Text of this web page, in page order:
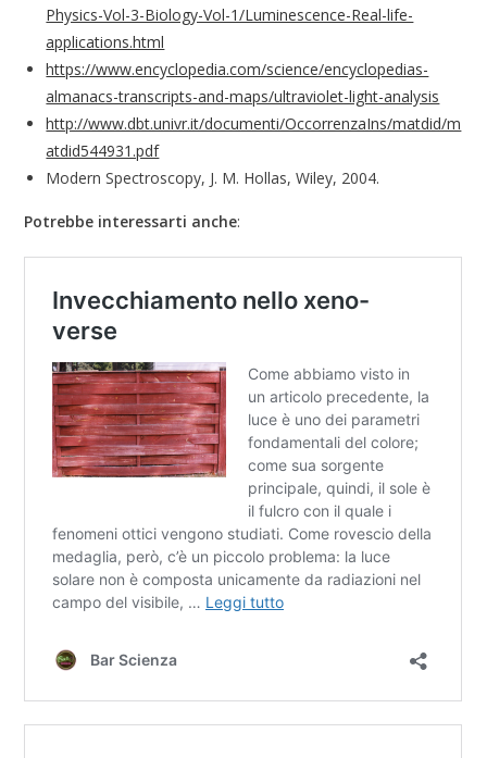
Physics-Vol-3-Biology-Vol-1/Luminescence-Real-life-
applications.html
https://www.encyclopedia.com/science/encyclopedias-
almanacs-transcripts-and-maps/ultraviolet-light-analysis
http://www.dbt.univr.it/documenti/OccorrenzaIns/matdid/m
atdid544931.pdf
Modern Spectroscopy, J. M. Hollas, Wiley, 2004.
Potrebbe interessarti anche: